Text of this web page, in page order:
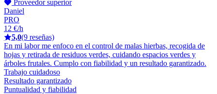
Proveedor superior
Daniel
PRO
12 €/h
5,0(9 reseñas)
En mi labor me enfoco en el control de malas hierbas, recogida de
hojas y retirada de residuos verdes, cuidando espacios verdes y
árboles frutales. Cumplo con fiabilidad y un resultado garantizado.
Trabajo cuidadoso
Resultado garantizado
Puntualidad y fiabilidad